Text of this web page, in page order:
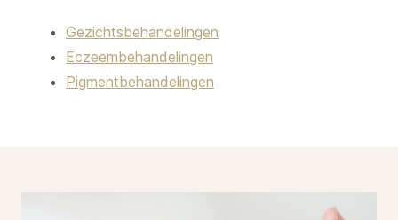
Gezichtsbehandelingen
Eczeembehandelingen
Pigmentbehandelingen